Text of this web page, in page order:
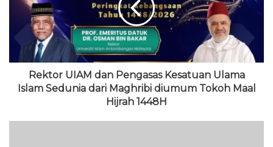
t
e
o
k
e
r
b
e
r
a
m
Rektor UIAM dan Pengasas Kesatuan Ulama
Islam Sedunia dari Maghribi diumum Tokoh Maal
Hijrah 1448H